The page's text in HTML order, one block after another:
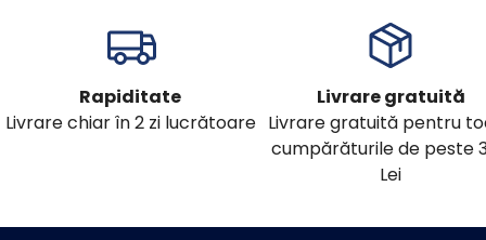
Rapiditate
Livrare chiar în 2 zi lucrătoare
Livrare gratuită
Livrare gratuită pentru
cumpărăturile de peste
Lei